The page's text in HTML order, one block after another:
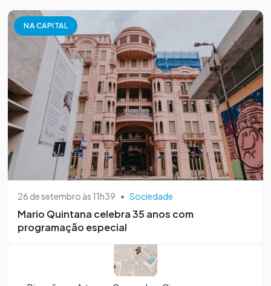
NA CAPITAL
26 de setembro às 11h39 • Sociedade
Mario Quintana celebra 35 anos com
programação especial